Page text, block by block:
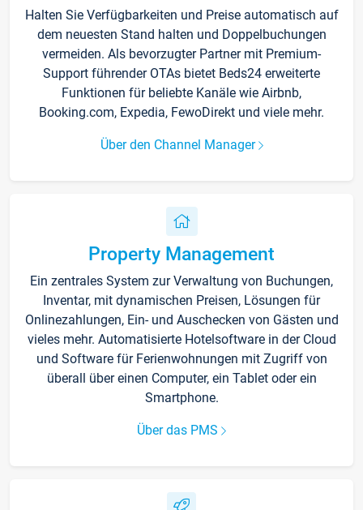
Halten Sie Verfügbarkeiten und Preise automatisch auf
dem neuesten Stand halten und Doppelbuchungen
vermeiden. Als bevorzugter Partner mit Premium-
Support führender OTAs bietet Beds24 erweiterte
Funktionen für beliebte Kanäle wie Airbnb,
Booking.com, Expedia, FewoDirekt und viele mehr.
Über den Channel Manager
Property Management
Ein zentrales System zur Verwaltung von Buchungen,
Inventar, mit dynamischen Preisen, Lösungen für
Onlinezahlungen, Ein- und Auschecken von Gästen und
vieles mehr. Automatisierte Hotelsoftware in der Cloud
und Software für Ferienwohnungen mit Zugriff von
überall über einen Computer, ein Tablet oder ein
Smartphone.
Über das PMS